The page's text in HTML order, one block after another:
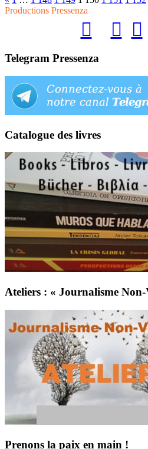
Productions Pressenza
Telegram Pressenza
Catalogue des livres
Ateliers : « Journalisme
Prenons la paix en main !